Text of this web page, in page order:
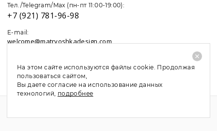
Тел./Telegram/Max (пн-пт 11:00-19:00):
+7 (921) 781-96-98
E-mail:
welcome@matryoshkadesign.com
На этом сайте используются файлы cookie. Продолжая
пользоваться сайтом,
Вы даете согласие на использование данных
технологий, подробнее